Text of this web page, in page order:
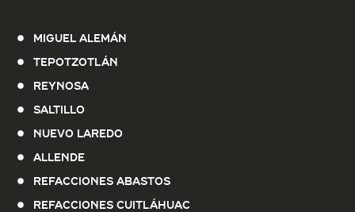
Miguel Alemán
Tepotzotlán
Reynosa
Saltillo
Nuevo Laredo
Allende
Refacciones Abastos
Refacciones Cuitláhuac